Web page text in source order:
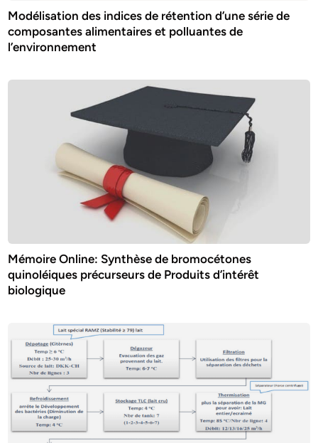
Modélisation des indices de rétention d’une série de
composantes alimentaires et polluantes de
l’environnement
Mémoire Online: Synthèse de bromocétones
quinoléiques précurseurs de Produits d’intérêt
biologique